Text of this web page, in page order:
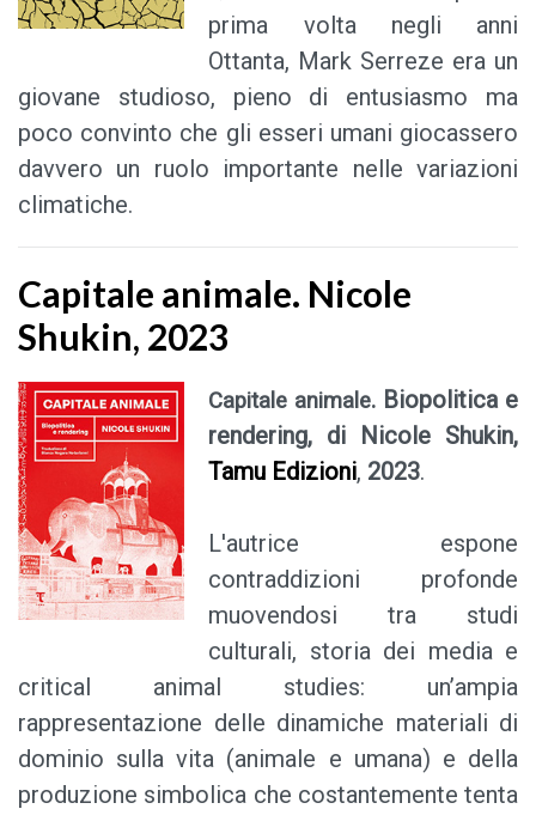
prima volta negli anni
Ottanta, Mark Serreze era un
giovane studioso, pieno di entusiasmo ma
poco convinto che gli esseri umani giocassero
davvero un ruolo importante nelle variazioni
climatiche.
Capitale animale. Nicole
Shukin, 2023
Capitale animale. Biopolitica e
rendering, di Nicole Shukin,
Tamu Edizioni, 2023.
L'autrice espone
contraddizioni profonde
muovendosi tra studi
culturali, storia dei media e
critical animal studies: un’ampia
rappresentazione delle dinamiche materiali di
dominio sulla vita (animale e umana) e della
produzione simbolica che costantemente tenta